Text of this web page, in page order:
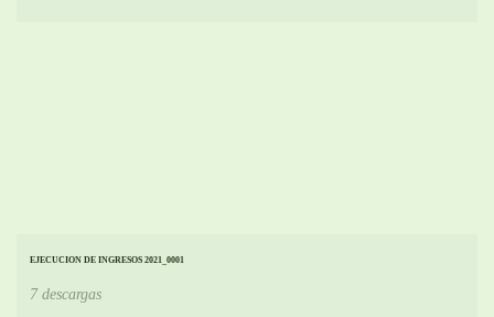
EJECUCION DE INGRESOS 2021_0001
7 descargas